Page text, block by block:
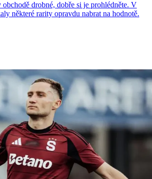
obchodě drobné, dobře si je prohlédněte. V
některé rarity opravdu nabrat na hodnotě.